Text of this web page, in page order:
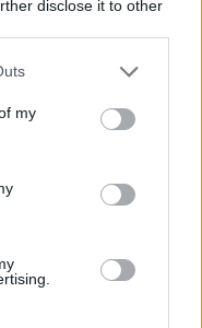
disclose it to other
my